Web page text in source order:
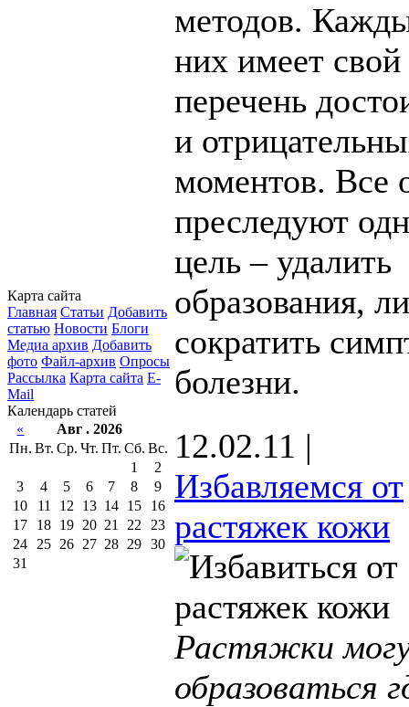
Карта сайта
Главная Статьи Добавить
статью Новости Блоги
Медиа архив Добавить
фото Файл-архив Опросы
Рассылка Карта сайта E-
Mail
Календарь статей
«
Авг . 2026
Пн. Вт. Ср. Чт. Пт. Сб. Вс.
1
2
3
4 5 6 7 8
9
10
11 12 13 14 15
16
17
18 19 20 21 22
23
24
25 26 27 28 29 30
31
методов.
них имеет свой
перечень
и
моментов. Все
преследуют
цель – удалить
образования,
сократить
болезни.
12.02.11 |
Избавляемся от
растяжек кожи
Растяжки
образоваться